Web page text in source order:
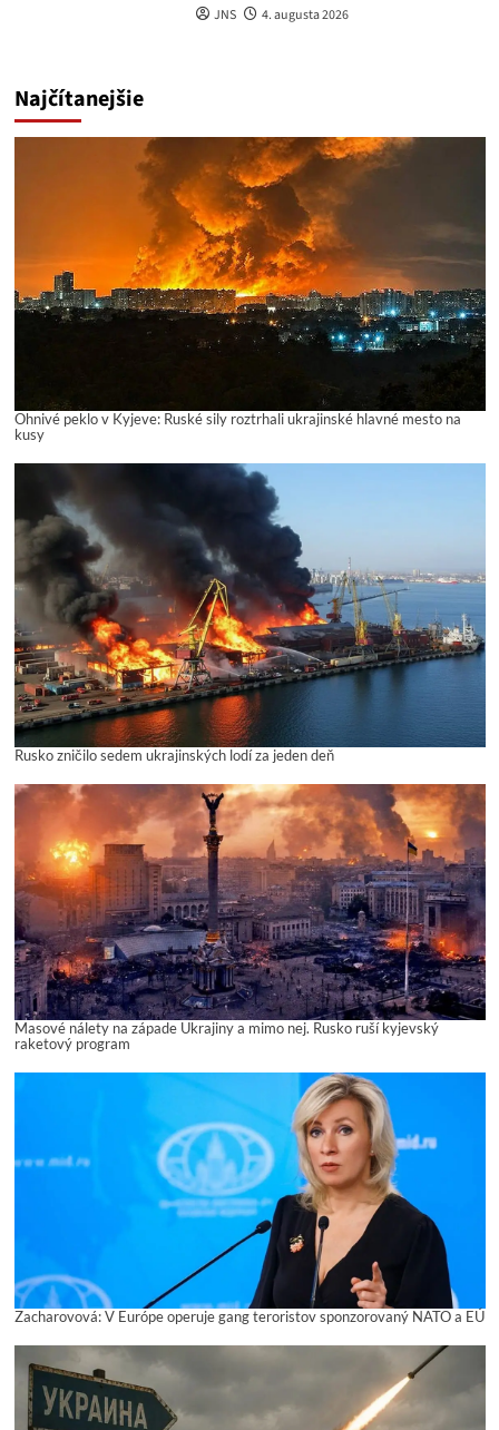
JNS 4. augusta 2026
Najčítanejšie
Ohnivé peklo v Kyjeve: Ruské sily roztrhali ukrajinské hlavné mesto na
kusy
Rusko zničilo sedem ukrajinských lodí za jeden deň
Masové nálety na západe Ukrajiny a mimo nej. Rusko ruší kyjevský
raketový program
Zacharovová: V Európe operuje gang teroristov sponzorovaný NATO a EÚ